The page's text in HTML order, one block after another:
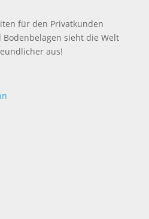
für den Privatkunden
sieht die Welt
aus!